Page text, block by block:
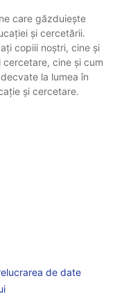
care găzduiește
și cercetării.
copiii noștri, cine și
cine și cum
la lumea în
și cercetare.
de date